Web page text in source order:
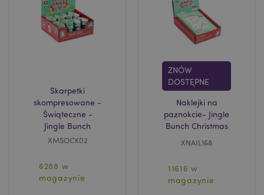
Skarpetki
skompresowane -
Świąteczne -
Jingle Bunch
XMSOCK02
6288 w
magazynie
ZNÓW
DOSTĘPNE
Naklejki na
paznokcie- Jingle
Bunch Christmas
XNAIL168
11616 w
magazynie